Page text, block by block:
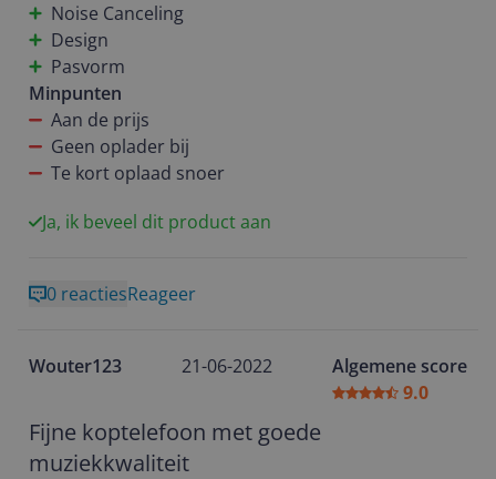
maar ook gebruik wilt maken van slimme functies en
waarde hecht aan een goed geluid en super noise
cancelling kun je de Sony WH-1000XM5 een gerust
hart aanschaffen
bepaalde tijd.
Noise Canceling
Design
Pasvorm
Minpunten
Aan de prijs
Geen oplader bij
Te kort oplaad snoer
Ja, ik beveel dit product aan
0 reactiesReageer
Wouter123 21-06-2022
Algemene score
9.0
Fijne koptelefoon met goede
muziekkwaliteit